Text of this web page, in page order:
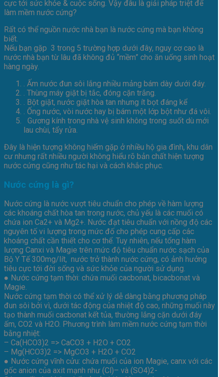
cực tới sức khỏe & cuộc sống. Vậy đâu là giải pháp triệt để
làm mềm nước cứng?
Rất có thể nguồn nước nhà bạn là nước cứng mà bạn không
biết.
Nếu bạn gặp 3 trong 5 trường hợp dưới đây, nguy cơ cao là
nước nhà bạn từ lâu đã không đủ “mềm” cho ăn uống sinh hoạt
hàng ngày.
. Ấm nước đun sôi lắng nhiều mảng bám dày dưới đáy.
. Thùng máy giặt bị tắc, đóng cặn trắng.
. Bột giặt, nước giặt hòa tan nhưng ít bọt đáng kể
. Ống nước, vòi nước hay bị bám một lớp bột như đá vôi.
Gương kính trong nhà vệ sinh không trong suốt dù mới
lau chùi, tẩy rửa.
Đây là hiện tượng không hiếm gặp ở nhiều hộ gia đình, khu dân
cư nhưng rất nhiều người không hiểu rõ bản chất hiện tượng
nước cứng cũng như tác hại và cách khắc phục.
Nước cứng là gì?
Nước cứng là nước vượt tiêu chuẩn cho phép về hàm lượng
các khoáng chất hòa tan trong nước, chủ yếu là các muối có
chứa ion Ca2+ và Mg2+. Nước đạt tiêu chuẩn với nồng độ các
nguyên tố vi lượng trong mức đố cho phép cung cấp các
khoáng chất cần thiết cho cơ thể. Tuy nhiên, nếu tổng hàm
lượng Canxi và Magie trên mức độ tiêu chuẩn nước sạch của
Bộ Y Tế 300mg/lít, nước trở thành nước cứng, có ảnh hưởng
tiêu cực tới đời sống và sức khỏe của người sử dụng.
● Nước cứng tạm thời: chứa muối cacbonat, bicacbonat và
Magie.
Nước cứng tạm thời có thể xử lý dễ dàng bằng phương pháp
đun sôi bởi vì, dưới tác động của nhiệt độ cao, những muối này
tạo thành muối cacbonat kết tủa, thường lắng cặn dưới đáy
ấm, CO2 và H2O. Phương trình làm mềm nước cứng tạm thời
bằng nhiệt:
– Ca(HCO3)2 => CaCO3 + H2O + CO2
– Mg(HCO3)2 => MgCO3 + H2O + CO2
● Nước cứng vĩnh cửu: chứa muối của ion Magie, canx với các
gốc anion của axit mạnh như (Cl)– và (SO4)2-